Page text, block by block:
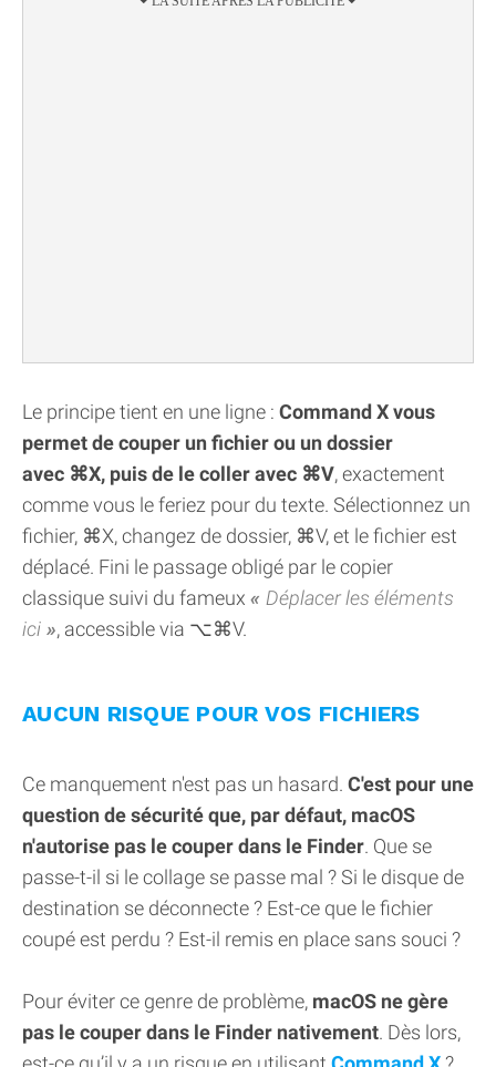
Le principe tient en une ligne : Command X vous
permet de couper un fichier ou un dossier
avec ⌘X, puis de le coller avec ⌘V, exactement
comme vous le feriez pour du texte. Sélectionnez un
fichier, ⌘X, changez de dossier, ⌘V, et le fichier est
déplacé. Fini le passage obligé par le copier
classique suivi du fameux
Déplacer les éléments
ici
, accessible via ⌥⌘V.
AUCUN RISQUE POUR VOS FICHIERS
Ce manquement n'est pas un hasard. C'est pour une
question de sécurité que, par défaut, macOS
n'autorise pas le couper dans le Finder. Que se
passe-t-il si le collage se passe mal ? Si le disque de
destination se déconnecte ? Est-ce que le fichier
coupé est perdu ? Est-il remis en place sans souci ?
Pour éviter ce genre de problème, macOS ne gère
pas le couper dans le Finder nativement. Dès lors,